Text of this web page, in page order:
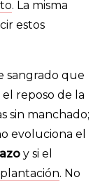
. La misma
estos
sangrado que
reposo de la
sin manchado;
evoluciona el
y si el
. No